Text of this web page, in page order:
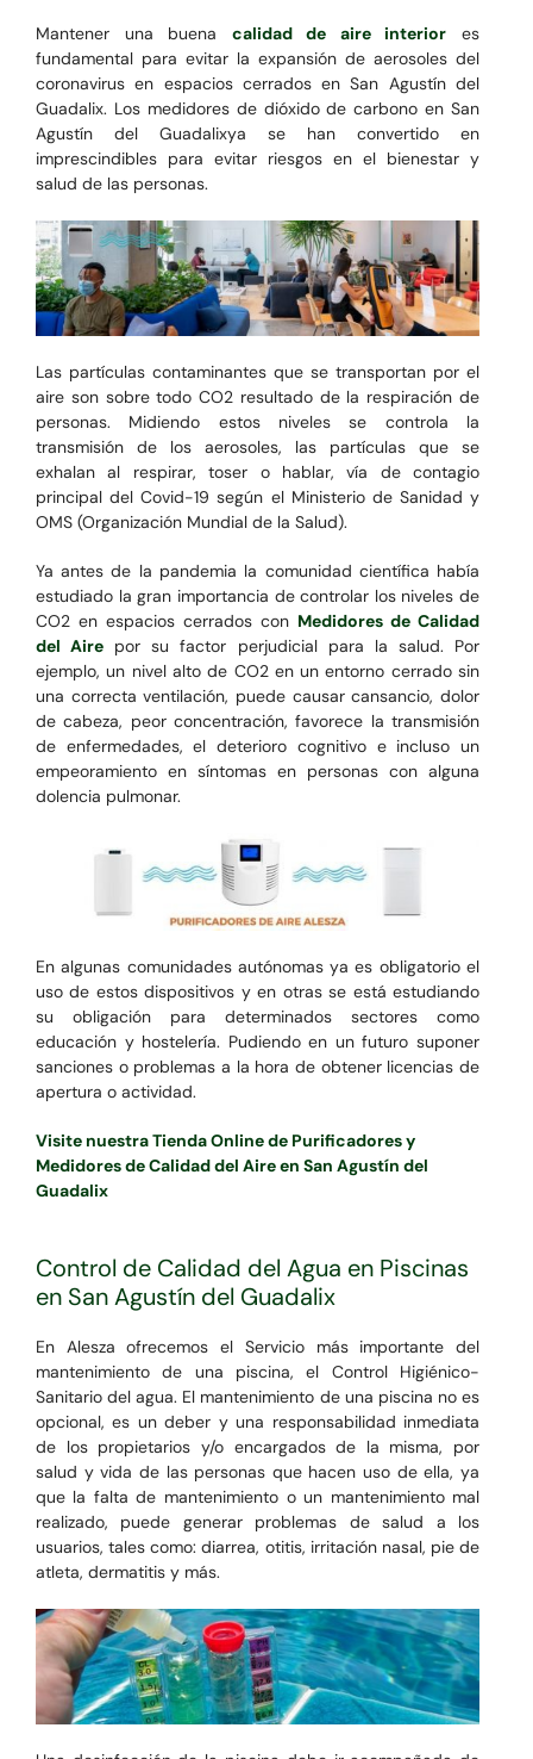
Mantener una buena calidad de aire interior es
fundamental para evitar la expansión de aerosoles del
coronavirus en espacios cerrados en San Agustín del
Guadalix. Los medidores de dióxido de carbono en San
Agustín del Guadalixya se han convertido en
imprescindibles para evitar riesgos en el bienestar y
salud de las personas.
Las partículas contaminantes que se transportan por el
aire son sobre todo CO2 resultado de la respiración de
personas. Midiendo estos niveles se controla la
transmisión de los aerosoles, las partículas que se
exhalan al respirar, toser o hablar, vía de contagio
principal del Covid-19 según el Ministerio de Sanidad y
OMS (Organización Mundial de la Salud).
Ya antes de la pandemia la comunidad científica había
estudiado la gran importancia de controlar los niveles de
CO2 en espacios cerrados con Medidores de Calidad
del Aire por su factor perjudicial para la salud. Por
ejemplo, un nivel alto de CO2 en un entorno cerrado sin
una correcta ventilación, puede causar cansancio, dolor
de cabeza, peor concentración, favorece la transmisión
de enfermedades, el deterioro cognitivo e incluso un
empeoramiento en síntomas en personas con alguna
dolencia pulmonar.
En algunas comunidades autónomas ya es obligatorio el
uso de estos dispositivos y en otras se está estudiando
su obligación para determinados sectores como
educación y hostelería. Pudiendo en un futuro suponer
sanciones o problemas a la hora de obtener licencias de
apertura o actividad.
Visite nuestra Tienda Online de Purificadores y
Medidores de Calidad del Aire en San Agustín del
Guadalix
Control de Calidad del Agua en Piscinas
en San Agustín del Guadalix
En Alesza ofrecemos el Servicio más importante del
mantenimiento de una piscina, el Control Higiénico-
Sanitario del agua. El mantenimiento de una piscina no es
opcional, es un deber y una responsabilidad inmediata
de los propietarios y/o encargados de la misma, por
salud y vida de las personas que hacen uso de ella, ya
que la falta de mantenimiento o un mantenimiento mal
realizado, puede generar problemas de salud a los
usuarios, tales como: diarrea, otitis, irritación nasal, pie de
atleta, dermatitis y más.